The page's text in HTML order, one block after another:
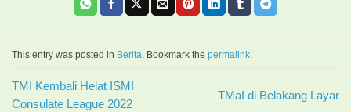
This entry was posted in Berita . Bookmark the permalink
TMI Kembali Helat ISMI
Consulate League 2022
TMaI di Belakang Layar